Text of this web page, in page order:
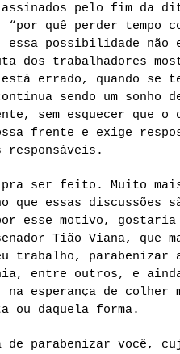
assinados pelo fim da
quê perder tempo
essa possibilidade não
dos trabalhadores
errado, quando se
sendo um sonho
sem esquecer que o
frente e exige
responsáveis.
pra ser feito. Muito
que essas discussões
esse motivo,
Tião Viana, que
trabalho, parabenizar
entre outros, e
esperança de colher
ou daquela forma.
de parabenizar você,